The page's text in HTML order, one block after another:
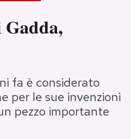
Moda
Storie/Idee
Ok Boomer!
Media
fa è considerato
per le sue invenzioni
pezzo importante